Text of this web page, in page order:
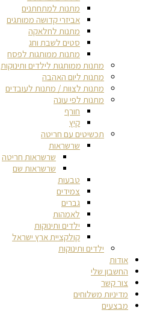
מתנות למתחתנים
אביזרי קדושה ממותגים
מתנות לחלאקה
סטים לשבת וחג
מתנות ממותגות לפסח
מתנות ממותגות לילדים ותינוקות
מתנות ליום האהבה
מתנות לצוות / מתנות לעובדים
מתנות לפי עונה
חורף
קיץ
תכשיטים עם חריטה
שרשראות
שרשראות חריטה
שרשראות שם
טבעות
צמידים
גברים
לאמהות
ילדים ותינוקות
קולקציית ארץ ישראל
ילדים ותינוקות
אודות
החשבון שלי
צור קשר
מדיניות משלוחים
מבצעים